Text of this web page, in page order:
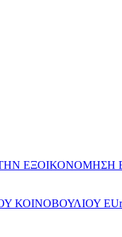
ΕΞΟΙΚΟΝΟΜΗΣΗ